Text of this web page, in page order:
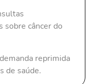
sobre câncer do
reprimida
de saúde.